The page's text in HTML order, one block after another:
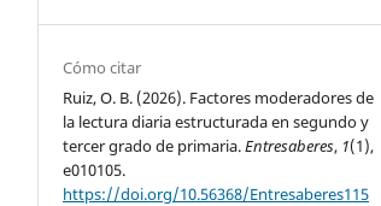
Cómo citar
Ruiz, O. B. (2026). Factores moderadores de
la lectura diaria estructurada en segundo y
tercer grado de primaria.Entresaberes, 1(1),
e010105.
https://doi.org/10.56368/Entresaberes115